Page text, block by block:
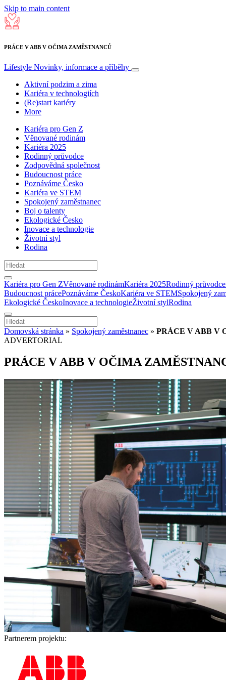
Skip to main content
PRÁCE V ABB V OČIMA ZAMĚSTNANCŮ
Lifestyle Novinky, informace a příběhy
Aktivní podzim a zima
Kariéra v technologiích
(Re)start kariéry
More
Kariéra pro Gen Z
Věnované rodinám
Kariéra 2025
Rodinný průvodce
Zodpovědná společnost
Budoucnost práce
Poznáváme Česko
Kariéra ve STEM
Spokojený zaměstnanec
Boj o talenty
Ekologické Česko
Inovace a technologie
Životní styl
Rodina
Kariéra pro Gen ZVěnované rodinámKariéra 2025Rodinný průvodce
Budoucnost prácePoznáváme ČeskoKariéra ve STEMSpokojený
Ekologické ČeskoInovace a technologieŽivotní stylRodina
Domovská stránka » Spokojený zaměstnanec » PRÁCE V ABB V
ADVERTORIAL
PRÁCE V ABB V OČIMA
Partnerem projektu: